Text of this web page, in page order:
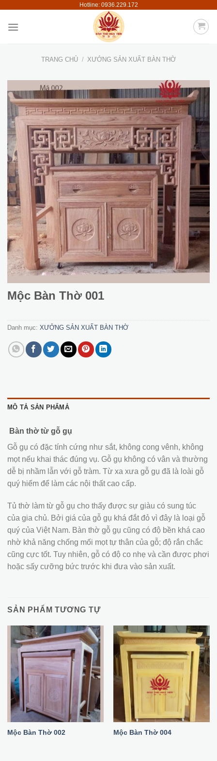
content
Hotline: 0936.229.172
TRANG CHỦ / XƯỞNG SẢN XUẤT BÀN THỜ
Mộc Bàn Thờ 001
Danh mục: XƯỞNG SẢN XUẤT BÀN THỜ
MÔ TẢ SẢN PHẨMẢ
Bàn thờ từ gỗ gụ
Gỗ gụ có đặc tính cứng như sắt, không cong vênh, không
mọt nếu khai thác đúng vụ. Gỗ gụ không có vân và thường
dễ bị nhầm lẫn với gỗ tràm. Từ xa xưa gỗ gụ đã là loài gỗ
quý hiếm để làm các nội thất cao cấp.
Tủ thờ làm từ gỗ gụ cho thấy được sự giàu có sung túc
của gia chủ. Bởi giá của gỗ gụ khá đắt đỏ vì đây là loại gỗ
quý của Việt Nam. Bàn thờ gỗ gụ cũng có độ bền khá cao
nhờ khả năng chống mối mọt tự thân của gỗ; độ rắn chắc
cũng cực tốt. Tuy nhiên, gỗ có độ co nhẹ và cần được phơi
hoặc sấy cưỡng bức trước khi đưa vào sản xuất.
SẢN PHẨM TƯƠNG TỰ
Mộc Bàn Thờ 002 Mộc Bàn Thờ 004